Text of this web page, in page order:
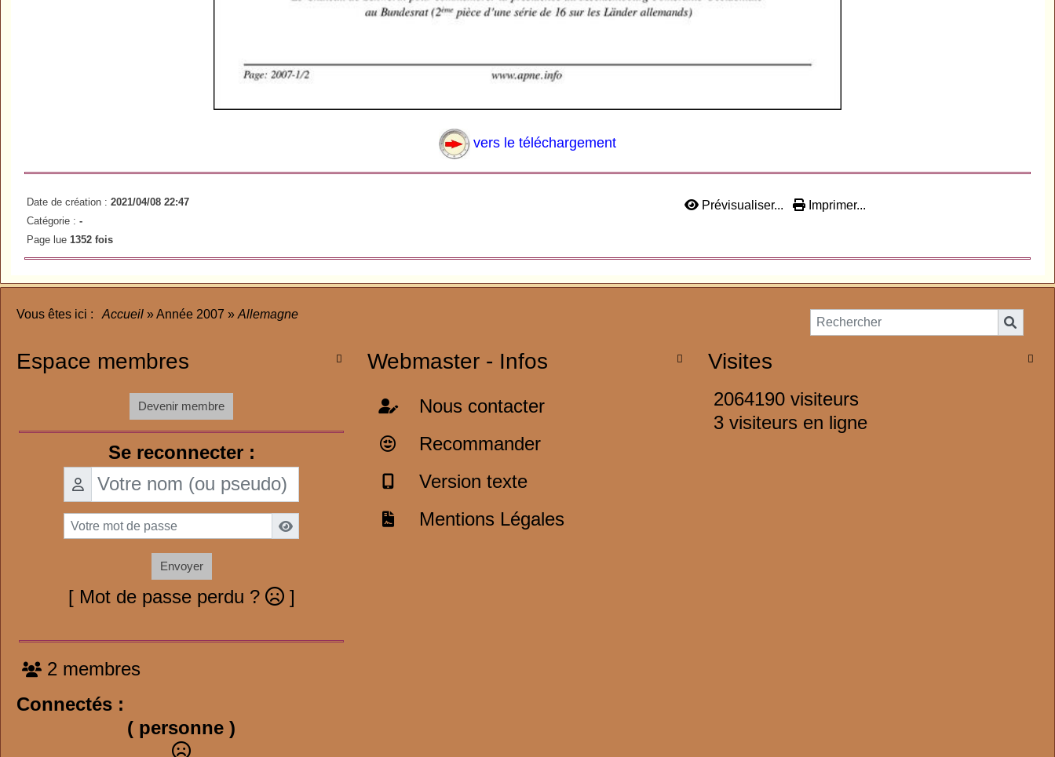
vers le téléchargement
Date de création : 2021/04/08 22:47
Catégorie : -
Page lue 1352 fois
Prévisualiser... Imprimer...
Vous êtes ici : Accueil »Année 2007 » Allemagne

Espace membres
Devenir membre
Se reconnecter :
Envoyer
[ Mot de passe perdu ? ]
2 membres
Connectés :
( personne )

Webmaster - Infos
Nous contacter
Recommander
Version texte
Mentions Légales

Visites
2064190 visiteurs
3 visiteurs en ligne